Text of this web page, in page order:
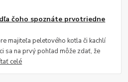
čoho spoznáte prvotriedne
majiteľa peletového kotla či kachlí
sa na prvý pohľad môže zdať, že
celé